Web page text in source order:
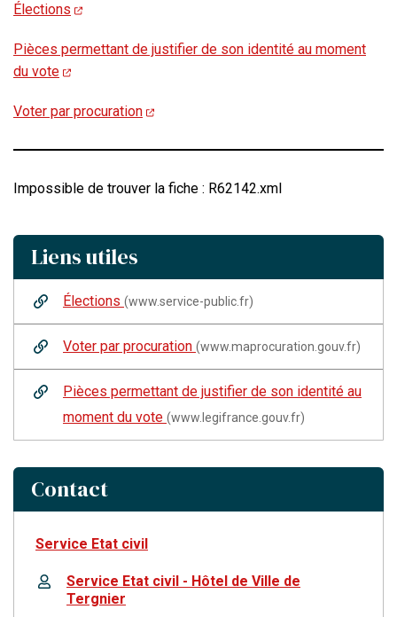
Élections
Pièces permettant de justifier de son identité au moment
du vote
Voter par procuration
Impossible de trouver la fiche : R62142.xml
Liens utiles
Élections (www.service-public.fr)
Voter par procuration (www.maprocuration.gouv.fr)
Pièces permettant de justifier de son identité au
moment du vote (www.legifrance.gouv.fr)
Contact
Service Etat civil
Service Etat civil - Hôtel de Ville de
Tergnier